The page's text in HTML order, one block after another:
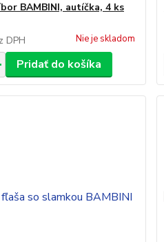
BAMBINI, autíčka, 4 ks
DPH Nie je skladom
Pridať do košíka